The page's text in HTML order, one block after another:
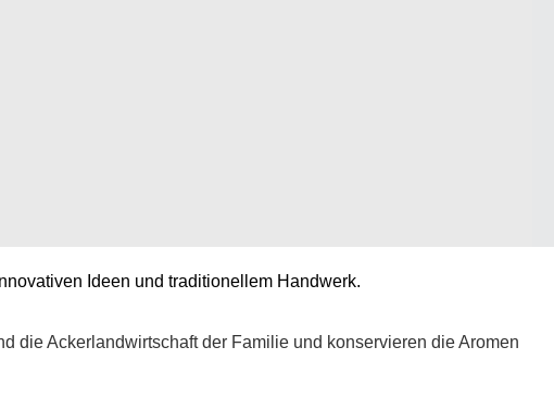
Ideen und traditionellem Handwerk.
die Ackerlandwirtschaft der Familie und konservieren die Aromen